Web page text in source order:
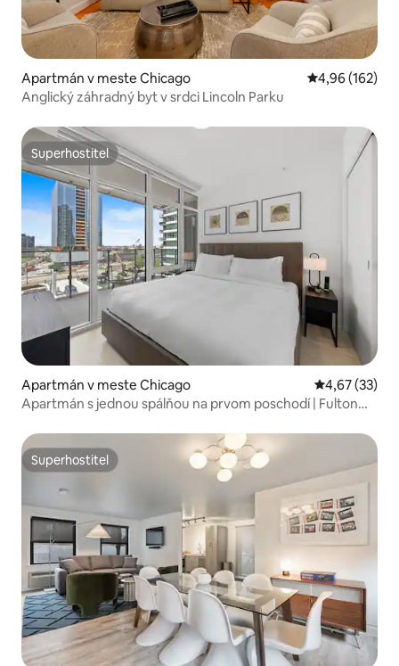
Apartmán v meste Chicago Priemerné
4,96 (162)
Anglický záhradný byt v srdci Lincoln Parku
Superhostiteľ
Superhostiteľ
Apartmán v meste Chicago Priemerné
4,67 (33)
Apartmán s jednou spálňou na prvom poschodí | Fulton
Superhostiteľ
Superhostiteľ